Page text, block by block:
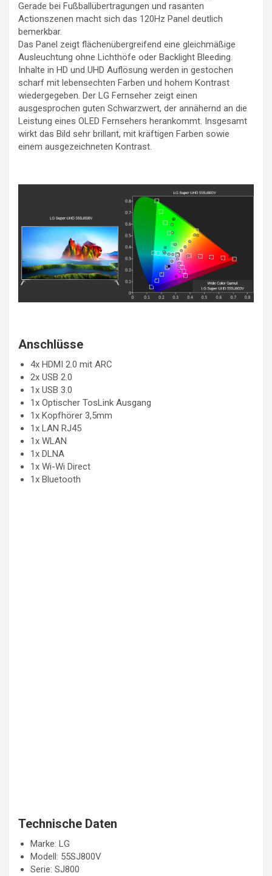
Gerade bei Fußballübertragungen und rasanten
Actionszenen macht sich das 120Hz Panel deutlich
bemerkbar.
Das Panel zeigt flächenübergreifend eine gleichmäßige
Ausleuchtung ohne Lichthöfe oder Backlight Bleeding.
Inhalte in HD und UHD Auflösung werden in gestochen
scharf mit lebensechten Farben und hohem Kontrast
wiedergegeben. Der LG Fernseher zeigt einen
ausgesprochen guten Schwarzwert, der annähernd an die
Leistung eines OLED Fernsehers herankommt. Insgesamt
wirkt das Bild sehr brillant, mit kräftigen Farben sowie
einem ausgezeichneten Kontrast.
Anschlüsse
4x HDMI 2.0 mit ARC
2x USB 2.0
1x USB 3.0
1x Optischer TosLink Ausgang
1x Kopfhörer 3,5mm
1x LAN RJ45
1x WLAN
1x DLNA
1x Wi-Wi Direct
1x Bluetooth
Technische Daten
Marke: LG
Modell: 55SJ800V
Serie: SJ800